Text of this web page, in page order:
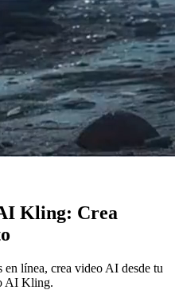
Kling: Crea
línea, crea video AI desde tu
AI Kling.